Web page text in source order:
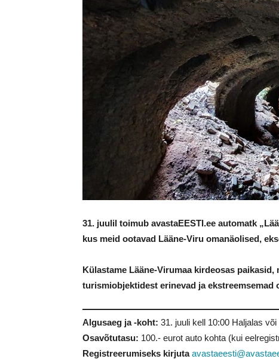
31. juulil toimub avastaEESTI.ee automatk
kus meid ootavad Lääne-Viru omanäolised,
Külastame Lääne-Virumaa kirdeosas
turismiobjektidest erinevad ja ekstreemsemad
Algusaeg ja -koht: 31. juuli kell 10:00 Haljalas
Osavõtutasu: 100.- eurot auto kohta (kui
Registreerumiseks kirjuta